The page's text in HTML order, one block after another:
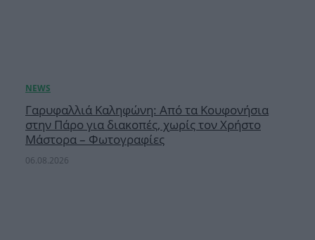
Γαρυφαλλιά Καληφώνη: Από τα Κουφονήσια
στην Πάρο για διακοπές, χωρίς τον Χρήστο
Μάστορα – Φωτογραφίες
06.08.2026